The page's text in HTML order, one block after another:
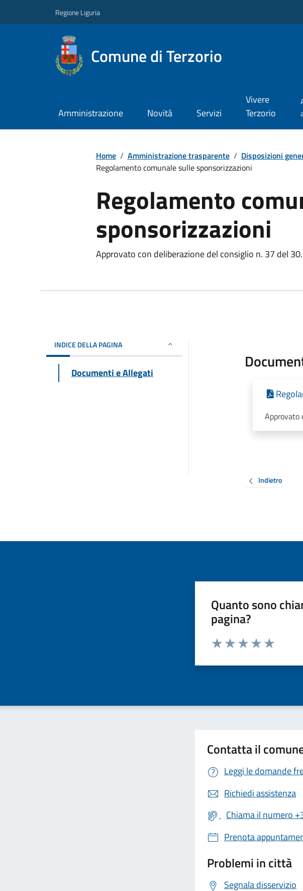
Regione Liguria
Comune di Terzorio
Amministrazione Novità Servizi
Vivere
Terzorio
Home / Amministrazione trasparente / Disposizioni
Regolamento comunale sulle sponsorizzazioni
Regolamento
sponsorizzazioni
Approvato con deliberazione del consiglio n. 37 del
INDICE DELLA PAGINA
Documenti e Allegati
Approvato
Indietro
Quanto sono
pagina?
Valuta da 1 a 5 stelle la pagina
Contatta il
Leggi le domande
Richiedi assistenza
Chiama il numero
Prenota
Problemi in città
Segnala disservizio